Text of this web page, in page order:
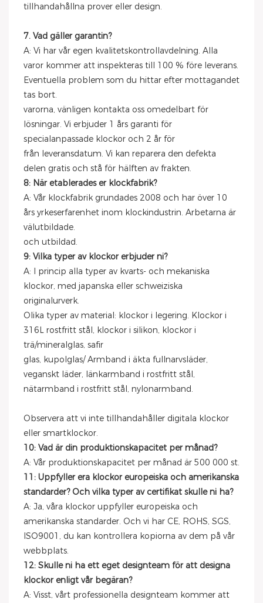
tillhandahållna prover eller design.
7. Vad gäller garantin?
A: Vi har vår egen kvalitetskontrollavdelning. Alla
varor kommer att inspekteras till 100 % före leverans.
Eventuella problem som du hittar efter mottagandet
tas bort.
varorna, vänligen kontakta oss omedelbart för
lösningar. Vi erbjuder 1 års garanti för
specialanpassade klockor och 2 år för
från leveransdatum. Vi kan reparera den defekta
delen gratis och stå för hälften av frakten.
8: När etablerades er klockfabrik?
A: Vår klockfabrik grundades 2008 och har över 10
års yrkeserfarenhet inom klockindustrin. Arbetarna är
välutbildade.
och utbildad.
9: Vilka typer av klockor erbjuder ni?
A: I princip alla typer av kvarts- och mekaniska
klockor, med japanska eller schweiziska
originalurverk.
Olika typer av material: klockor i legering. Klockor i
316L rostfritt stål, klockor i silikon, klockor i
trä/mineralglas, safir
glas, kupolglas/ Armband i äkta fullnarvsläder,
veganskt läder, länkarmband i rostfritt stål,
nätarmband i rostfritt stål, nylonarmband.
Observera att vi inte tillhandahåller digitala klockor
eller smartklockor.
10: Vad är din produktionskapacitet per månad?
A: Vår produktionskapacitet per månad är 500 000 st.
11: Uppfyller era klockor europeiska och amerikanska
standarder? Och vilka typer av certifikat skulle ni ha?
A: Ja, våra klockor uppfyller europeiska och
amerikanska standarder. Och vi har CE, ROHS, SGS,
ISO9001, du kan kontrollera kopiorna av dem på vår
webbplats.
12: Skulle ni ha ett eget designteam för att designa
klockor enligt vår begäran?
A: Visst, vårt professionella designteam kommer att